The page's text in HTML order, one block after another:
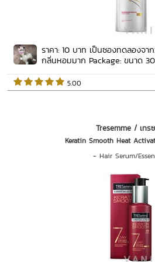
ราคา: 10 บาท เป็นซองทดลองจา
กลิ่นหอมมาก Package: ขนาด 30
5.00
Tresemme / เทร
Keratin Smooth Heat
-Hair Serum/